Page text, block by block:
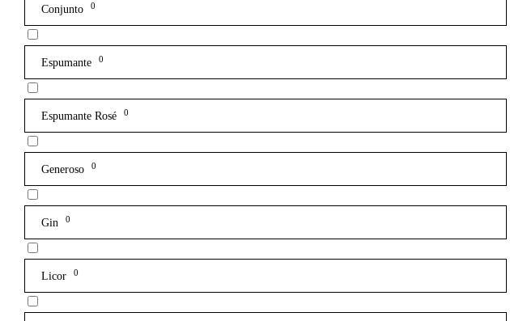
Conjunto 0
Espumante 0
Espumante Rosé 0
Generoso 0
Gin 0
Licor 0